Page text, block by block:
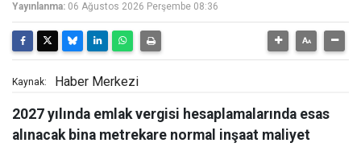
Yayınlanma: 06 Ağustos 2026 Perşembe 08:36
Kaynak: Haber Merkezi
2027 yılında emlak vergisi hesaplamalarında esas
alınacak bina metrekare normal inşaat maliyet